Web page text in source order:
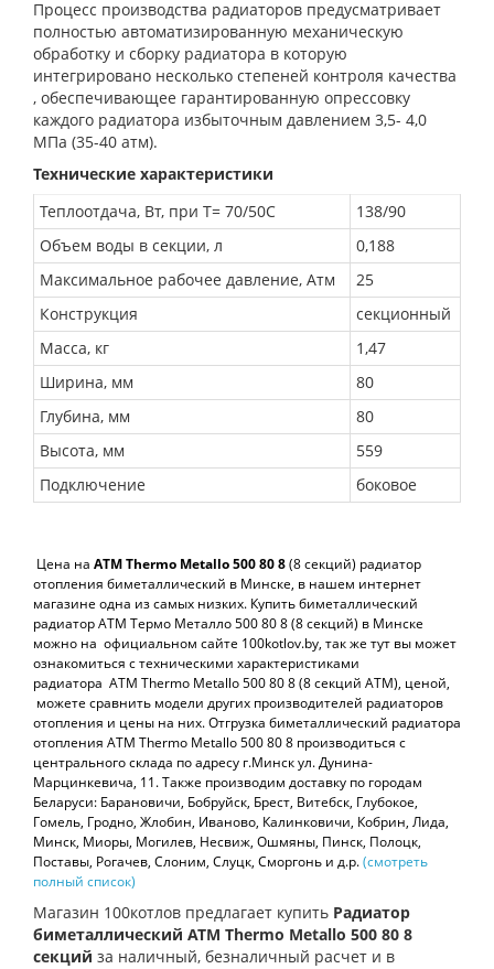
Процесс производства радиаторов предусматривает
полностью автоматизированную механическую
обработку и сборку радиатора в которую
интегрировано несколько степеней контроля качества
, обеспечивающее гарантированную опрессовку
каждого радиатора избыточным давлением 3,5- 4,0
МПа (35-40 атм).
Технические характеристики
Теплоотдача, Вт, при Т= 70/50С
138/90
Объем воды в секции, л
0,188
Максимальное рабочее давление, Атм
25
Конструкция
секционный
Масса, кг
1,47
Ширина, мм
80
Глубина, мм
80
Высота, мм
559
Подключение
боковое
Цена на ATM Thermo Metallo 500 808(8 секций) радиатор
отопления биметаллический в Минске, в нашем интернет
магазине одна из самых низких. Купить биметаллический
радиатор АТМ Термо Металло 500 80 8 (8 секций) в Минске
можно на официальном сайте 100kotlov.by, так же тут вы может
ознакомиться с техническими характеристиками
радиатора ATM Thermo Metallo 500 80 8 (8 секций АТМ), ценой,
можете сравнить модели других производителей радиаторов
отопления и цены на них. Отгрузка биметаллический радиатора
отопления ATM Thermo Metallo 500 80 8 производиться с
центрального склада по адресу г.Минск ул. Дунина-
Марцинкевича, 11. Также производим доставку по городам
Беларуси: Барановичи, Бобруйск, Брест, Витебск, Глубокое,
Гомель, Гродно, Жлобин, Иваново, Калинковичи, Кобрин, Лида,
Минск, Миоры, Могилев, Несвиж, Ошмяны, Пинск, Полоцк,
Поставы, Рогачев, Слоним, Слуцк, Сморгонь и д.р.(смотреть
полный список)
Магазин 100котлов предлагает купить Радиатор
биметаллический ATM Thermo Metallo 500 80 8
секций за наличный, безналичный расчет и в